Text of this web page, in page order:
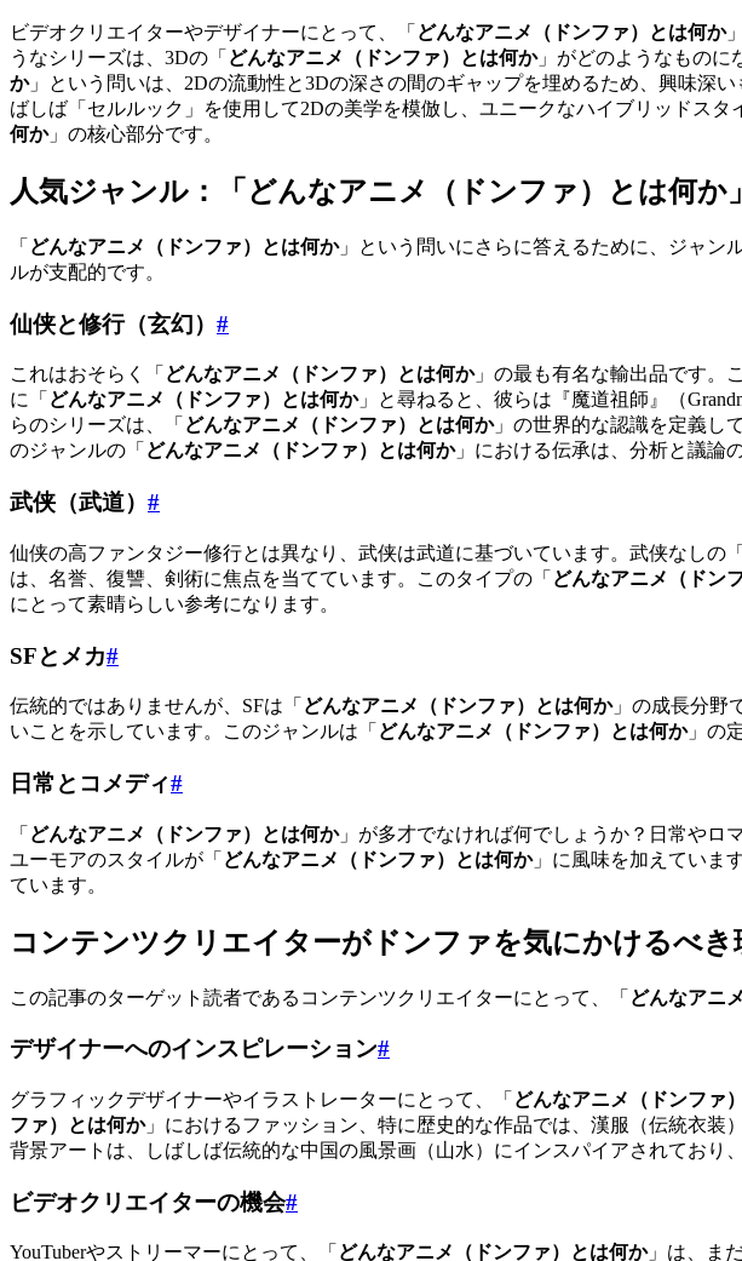
ビデオクリエイターやデザイナーにとって、「 どんなアニメ（ドンファ）とは何か
うなシリーズは、3Dの「 どんなアニメ（ドンファ）とは何か」がどのようなものに
か」という問いは、2Dの流動性と3Dの深さの間のギャップを埋めるため、興味深い
ばしば「セルルック」を使用して2Dの美学を模倣し、ユニークなハイブリッドス
何か」の核心部分です。
人気ジャンル：「どんなアニメ（ドンファ）とは何か
「 どんなアニメ（ドンファ）とは何か」という問いにさらに答えるために、ジャン
ルが支配的です。
仙侠と修行（玄幻） #
これはおそらく「 どんなアニメ（ドンファ）とは何か」の最も有名な輸出品です。
に「 どんなアニメ（ドンファ）とは何か」と尋ねると、彼らは『魔道祖師』（
らのシリーズは、「 どんなアニメ（ドンファ）とは何か」の世界的な認識を定義し
のジャンルの「 どんなアニメ（ドンファ）とは何か」における伝承は、分析と議論
武侠（武道） #
仙侠の高ファンタジー修行とは異なり、武侠は武道に基づいています。武侠なしの「
は、名誉、復讐、剣術に焦点を当てています。このタイプの「 どんなアニメ（ドン
にとって素晴らしい参考になります。
SFとメカ#
伝統的ではありませんが、SFは「 どんなアニメ（ドンファ）とは何か」の成長分野
いことを示しています。このジャンルは「 どんなアニメ（ドンファ）とは何か」の
日常とコメディ#
「 どんなアニメ（ドンファ）とは何か」が多才でなければ何でしょうか？日常やロ
ユーモアのスタイルが「 どんなアニメ（ドンファ）とは何か」に風味を加えていま
ています。
コンテンツクリエイターがドンファを気にかけるべき
この記事のターゲット読者であるコンテンツクリエイターにとって、「 どんなアニ
デザイナーへのインスピレーション#
グラフィックデザイナーやイラストレーターにとって、「 どんなアニメ（ドンファ
ファ）とは何か」におけるファッション、特に歴史的な作品では、漢服（伝統衣装
背景アートは、しばしば伝統的な中国の風景画（山水）にインスパイアされており
ビデオクリエイターの機会#
YouTuberやストリーマーにとって、「 どんなアニメ（ドンファ）とは何か」は、ま